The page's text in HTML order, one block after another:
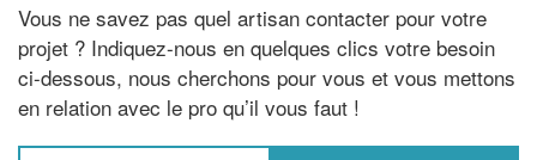
Vous ne savez pas quel artisan contacter pour votre
projet ? Indiquez-nous en quelques clics votre besoin
ci-dessous, nous cherchons pour vous et vous mettons
en relation avec le pro qu’il vous faut !